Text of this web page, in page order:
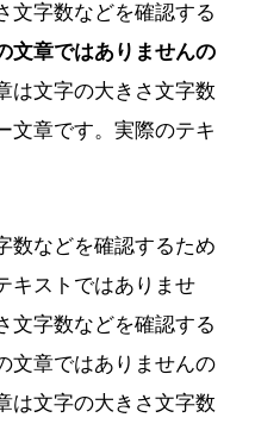
文字数などを確認する
文章ではありませんの
は文字の大きさ文字数
文章です。実際のテキ
数などを確認するため
キストではありませ
文字数などを確認する
文章ではありませんの
は文字の大きさ文字数